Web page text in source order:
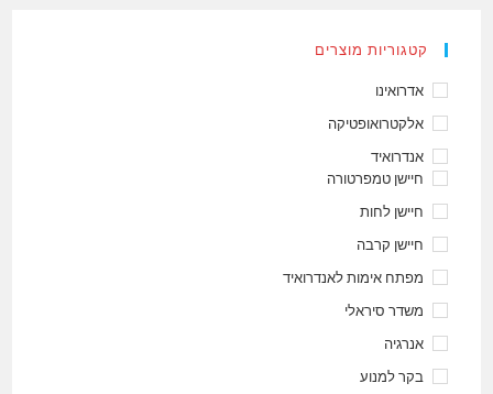
קטגוריות מוצרים
אדרואינו
אלקטרואופטיקה
אנדרואיד
חיישן טמפרטורה
חיישן לחות
חיישן קרבה
מפתח אימות לאנדרואיד
משדר סיראלי
אנרגיה
בקר למנוע